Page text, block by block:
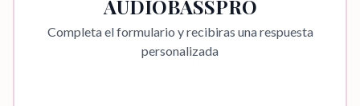
AUDIOBASSPRO
Completa el formulario y recibiras una respuesta
personalizada